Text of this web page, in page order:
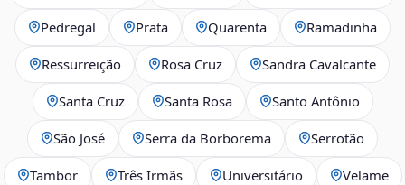
Pedregal Prata Quarenta Ramadinha
Ressurreição Rosa Cruz Sandra Cavalcante
Santa Cruz Santa Rosa Santo Antônio
São José Serra da Borborema Serrotão
Tambor Três Irmãs Universitário Velame